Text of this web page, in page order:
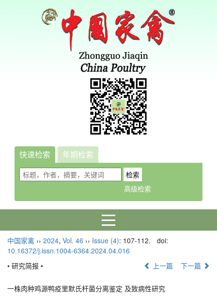
快速检索 年期检索
中国家禽 ›› 2024, Vol. 46 ›› Issue (4): 107-112.
doi:
10.16372/j.issn.1004-6364.2024.04.016
• 研究简报 •
上一篇 下一篇
一株肉种鸡源鸭疫里默氏杆菌分离鉴定 及致病性研究